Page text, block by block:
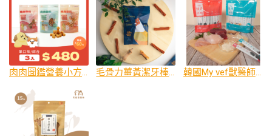
肉肉圖鑑營養小方塊 毛骨力薑黃潔牙棒18入 韓國My vef獸醫師肉泥